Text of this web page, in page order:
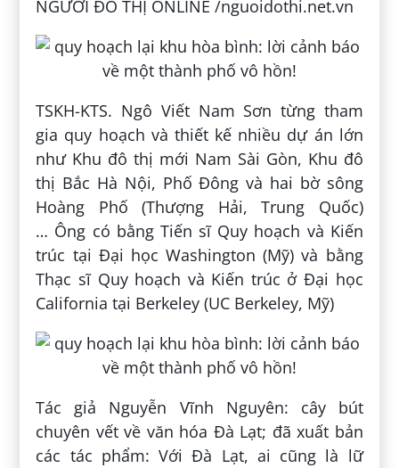
NGƯỜI ĐÔ THỊ ONLINE /nguoidothi.net.vn
TSKH-KTS. Ngô Viết Nam Sơn từng tham
gia quy hoạch và thiết kế nhiều dự án lớn
như Khu đô thị mới Nam Sài Gòn, Khu đô
thị Bắc Hà Nội, Phố Đông và hai bờ sông
Hoàng Phố (Thượng Hải, Trung Quốc)
… Ông có bằng Tiến sĩ Quy hoạch và Kiến
trúc tại Đại học Washington (Mỹ) và bằng
Thạc sĩ Quy hoạch và Kiến trúc ở Đại học
California tại Berkeley (UC Berkeley, Mỹ)
Tác giả Nguyễn Vĩnh Nguyên: cây bút
chuyên vết về văn hóa Đà Lạt; đã xuất bản
các tác phẩm: Với Đà Lạt, ai cũng là lữ